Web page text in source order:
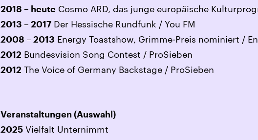
2018 – heute Cosmo ARD, das junge europäische
2013 – 2017 Der Hessische Rundfunk / You FM
2008 – 2013 Energy Toastshow, Grimme-Preis nominiert /
2012 Bundesvision Song Contest / ProSieben
2012 The Voice of Germany Backstage / ProSieben
Veranstaltungen (Auswahl)
2025 Vielfalt Unternimmt